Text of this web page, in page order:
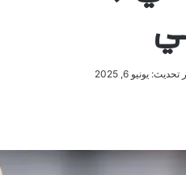
يونيو 6, 2025